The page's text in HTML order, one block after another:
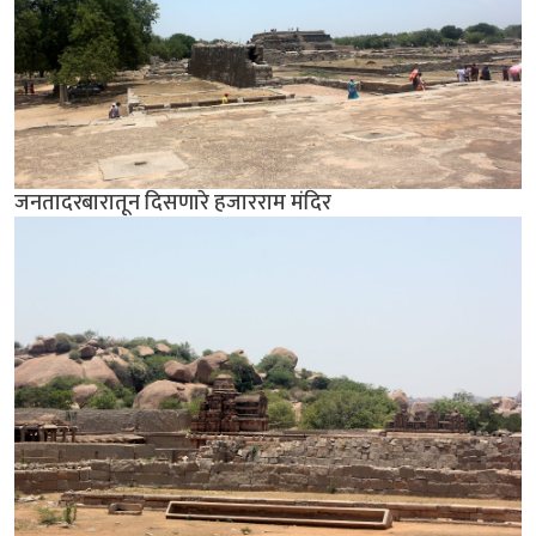
जनतादरबारातून दिसणारे हजारराम मंदिर